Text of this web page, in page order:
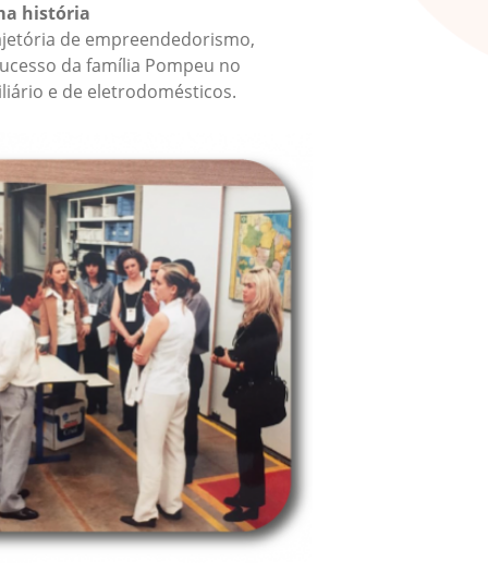
história
de empreendedorismo,
da família Pompeu no
e de eletrodomésticos.